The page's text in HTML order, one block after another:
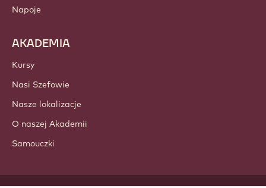
Napoje
AKADEMIA
Kursy
Nasi Szefowie
Nasze lokalizacje
O naszej Akademii
Samouczki